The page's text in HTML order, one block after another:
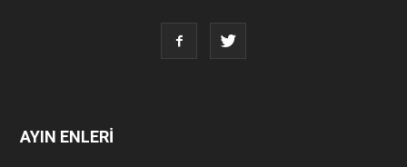
AYIN ENLERİ